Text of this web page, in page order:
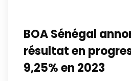
BOA Sénégal
résultat en
9,25% en 2023